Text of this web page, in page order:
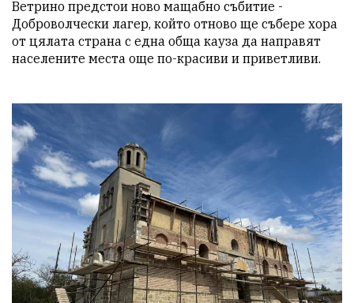
Ветрино предстои ново мащабно събитие -
Доброволчески лагер, който отново ще събере хора
от цялата страна с една обща кауза да направят
населените места още по-красиви и приветливи.